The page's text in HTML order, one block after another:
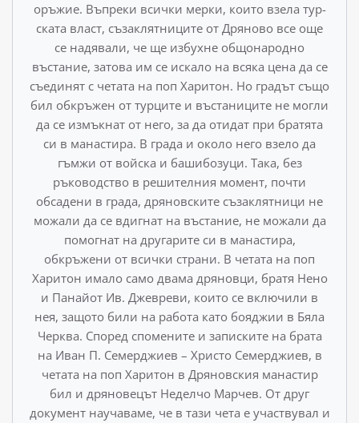
оръжие. Въпреки всички мерки, които взела тур­
ската власт, съзаклятниците от Дряново все още
се надявали, че ще избухне общонародно
въстание, затова им се искало на всяка цена да се
съединят с четата на поп Харитон. Но гра­дът също
бил обкръжен от турците и въстаниците не могли
да се измъкнат от него, за да отидат при братята
си в манасти­ра. В града и около него взело да
гъмжи от войска и баши­бозуци. Така, без
ръководство в решителния момент, почти
обсадени в града, дряновските съзаклятници не
можали да се вдигнат на въстание, не можали да
помогнат на другарите си в манастира,
обкръжени от всички страни. В четата на поп
Харитон имало само двама дряновци, братя Нено
и Па­найот Ив. Джевреви, които се включили в
нея, защото били на работа като бояджии в Бяла
Черква. Според спомените и за­писките на брата
на Иван П. Семерджиев – Христо Семерджиев, в
четата на поп Харитон в Дряновския манастир
бил и дряновецът Неделчо Марчев. От друг
документ научаваме, че в тази чета е участвувал и